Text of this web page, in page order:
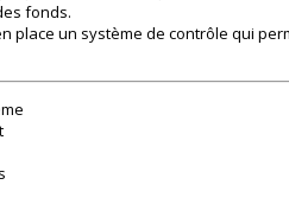
fonds.
place un système de contrôle qui